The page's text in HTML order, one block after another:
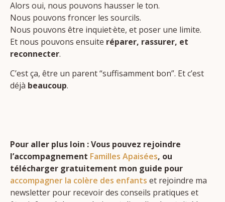
Alors oui, nous pouvons hausser le ton.
Nous pouvons froncer les sourcils.
Nous pouvons être inquiet·ète, et poser une limite.
Et nous pouvons ensuite réparer, rassurer, et
reconnecter.
C’est ça, être un parent “suffisamment bon”. Et c’est
déjà beaucoup.
Pour aller plus loin : Vous pouvez rejoindre
l’accompagnement Familles Apaisées, ou
télécharger gratuitement mon guide pour
accompagner la colère des enfants et rejoindre ma
newsletter pour recevoir des conseils pratiques et